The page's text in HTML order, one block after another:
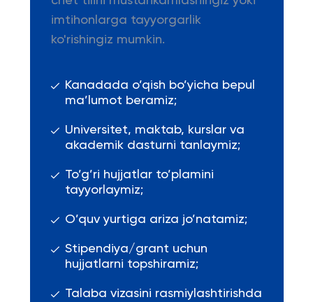
imtihonlarga tayyorgarlik
ko'rishingiz mumkin.
Kanadada o’qish bo’yicha bepul
ma’lumot beramiz;
Universitet, maktab, kurslar va
akademik dasturni tanlaymiz;
To’g’ri hujjatlar to’plamini
tayyorlaymiz;
O’quv yurtiga ariza jo’natamiz;
Stipendiya/grant uchun
hujjatlarni topshiramiz;
Talaba vizasini rasmiylashtirishda